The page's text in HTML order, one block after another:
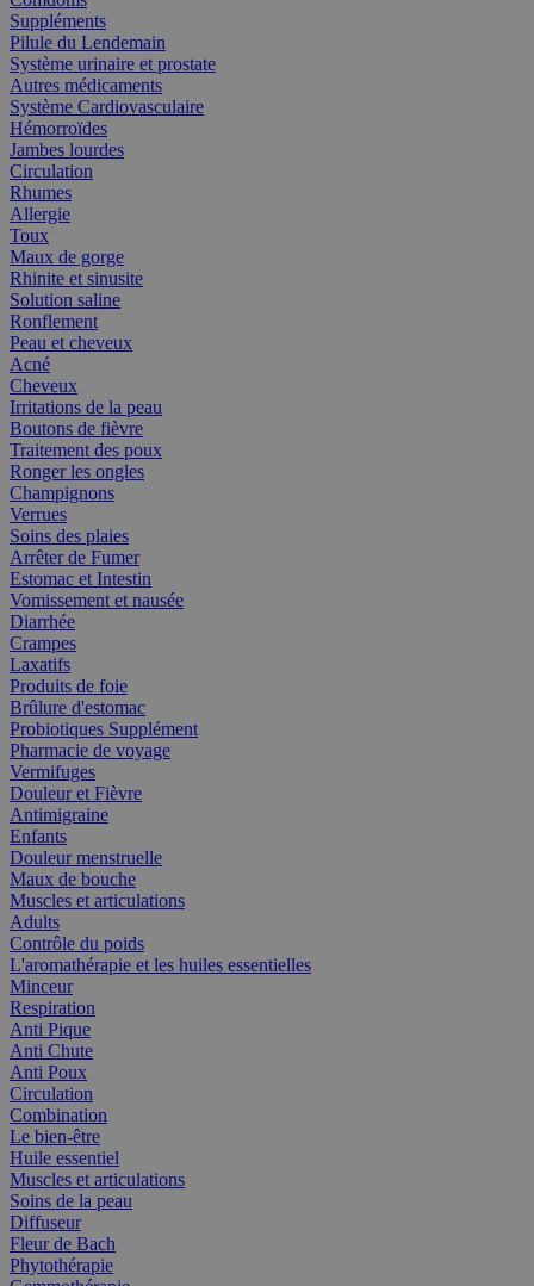
Suppléments
Pilule du Lendemain
Système urinaire et prostate
Autres médicaments
Système Cardiovasculaire
Hémorroïdes
Jambes lourdes
Circulation
Rhumes
Allergie
Toux
Maux de gorge
Rhinite et sinusite
Solution saline
Ronflement
Peau et cheveux
Acné
Cheveux
Irritations de la peau
Boutons de fièvre
Traitement des poux
Ronger les ongles
Champignons
Verrues
Soins des plaies
Arrêter de Fumer
Estomac et Intestin
Vomissement et nausée
Diarrhée
Crampes
Laxatifs
Produits de foie
Brûlure d'estomac
Probiotiques Supplément
Pharmacie de voyage
Vermifuges
Douleur et Fièvre
Antimigraine
Enfants
Douleur menstruelle
Maux de bouche
Muscles et articulations
Adults
Contrôle du poids
L'aromathérapie et les huiles essentielles
Minceur
Respiration
Anti Pique
Anti Chute
Anti Poux
Circulation
Combination
Le bien-être
Huile essentiel
Muscles et articulations
Soins de la peau
Diffuseur
Fleur de Bach
Phytothérapie